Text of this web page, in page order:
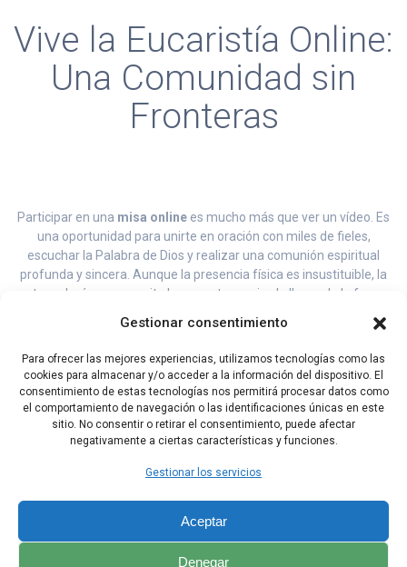
Gestionar consentimiento
Para ofrecer las mejores experiencias, utilizamos tecnologías como las
cookies para almacenar y/o acceder a la información del dispositivo. El
consentimiento de estas tecnologías nos permitirá procesar datos como
el comportamiento de navegación o las identificaciones únicas en este
sitio. No consentir o retirar el consentimiento, puede afectar
negativamente a ciertas características y funciones.
Gestionar los servicios
Aceptar
Denegar
Vive la Eucaristía Online:
Una Comunidad sin
Fronteras
Participar en una misa online es mucho más que ver un vídeo. Es
una oportunidad para unirte en oración con miles de fieles,
escuchar la Palabra de Dios y realizar una comunión espiritual
profunda y sincera. Aunque la presencia física es insustituible, la
tecnología nos permite hoy mantener viva la llama de la fe y
Te invitamos a guardar esta página en tus favoritos y a
compartirla con aquellas personas que puedan necesitar este
servicio. Que la paz del Señor te acompañe siempre.